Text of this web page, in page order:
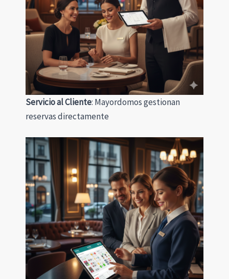
Servicio al Cliente: Mayordomos gestionan
reservas directamente